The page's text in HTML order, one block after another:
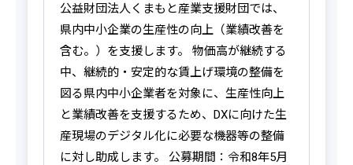
公益財団法人くまもと産業支援財団では、
県内中小企業の生産性の向上（業績改善を
含む。）を支援します。 物価高が継続する
中、継続的・安定的な賃上げ環境の整備を
図る県内中小企業者を対象に、生産性向上
と業績改善を支援するため、DXに向けた生
産現場のデジタル化に必要な機器等の整備
に対し助成します。 公募期間：令和8年5月